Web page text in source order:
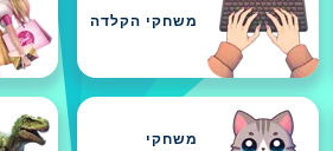
משחקי הקלדה
משחקי